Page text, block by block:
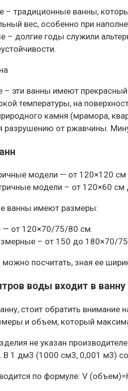
– традиционные ванны,
вес, особенно при
– долгие годы служили
– эти ванны имеют
температуры, на
камня (мрамора,
разрушению от ржавчины.
модели — от 120×120
модели – от 120×60 см
ванны имеют размеры:
— от 120×70/75/80 см.
– от 150 до 180×70/
посчитать, зная ее
воды входит в ванну
стоит обратить внимание
и объем, который
не указан
В 1 дм3 (1000 см3, 0,001 м3)
по формуле: V